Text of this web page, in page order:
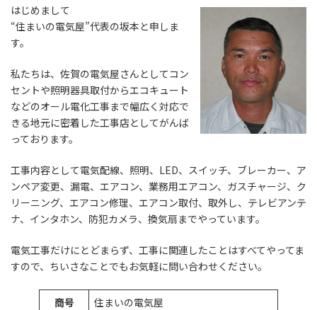
はじめまして
“住まいの電気屋”代表の坂本と申しま
す。
私たちは、佐賀の電気屋さんとしてコン
セントや照明器具取付からエコキュート
などのオール電化工事まで幅広く対応で
きる地元に密着した工事店としてがんば
っております。
工事内容として電気配線、照明、LED、スイッチ、ブレーカー、ア
ンペア変更、漏電、エアコン、業務用エアコン、ガスチャージ、ク
リーニング、エアコン修理、エアコン取付、取外し、テレビアンテ
ナ、インタホン、防犯カメラ、換気扇までやっています。
電気工事だけにとどまらず、工事に関連したことはすべてやってま
すので、ちいさなことでもお気軽に問い合わせください。
商号
住まいの電気屋